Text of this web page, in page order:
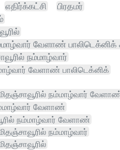
எதிர்க்கட்சி
பிரதமர்
வேளாண் பாலிடெக்னிக்
நம்மாழ்வார்
வேளாண் பாலிடெக்னிக்
நம்மாழ்வார்
வேளாண்
நம்மாழ்வார் வேளாண்
நம்மாழ்வார்